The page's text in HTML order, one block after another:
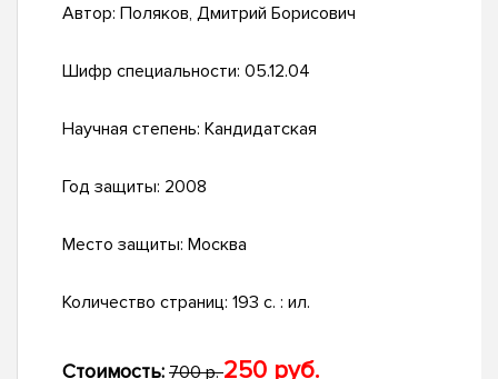
Автор: Поляков, Дмитрий Борисович
Шифр специальности: 05.12.04
Научная степень: Кандидатская
Год защиты: 2008
Место защиты: Москва
Количество страниц: 193 с. : ил.
Стоимость: 700 р.250 руб.